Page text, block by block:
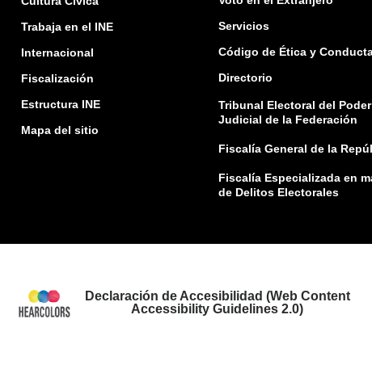
Trabaja en el INE
Internacional
Fiscalización
Estructura INE
Mapa del sitio
Servicios
Código de Ética y
Directorio
Tribunal Electoral del Poder
Judicial de la Federación
Fiscalía General de la
Fiscalía Especializada en
de Delitos Electorales
Declaración de Accesibilidad (Web Content
Accessibility Guidelines 2.0)